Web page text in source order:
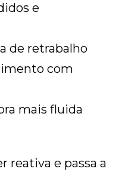
e
de retrabalho
com
mais fluida
reativa e passa a